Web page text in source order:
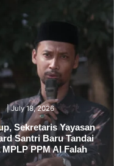
July 18, 2026
Sekretaris Yayasan
Santri Baru Tandai
PPM Al Falah